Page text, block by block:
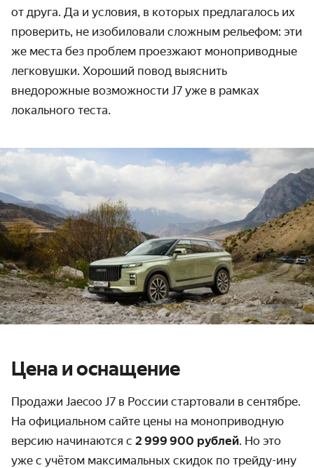
от друга. Да и условия, в которых предлагалось их
проверить, не изобиловали сложным рельефом: эти
же места без проблем проезжают моноприводные
легковушки. Хороший повод выяснить
внедорожные возможности J7 уже в рамках
локального теста.
Цена и оснащение
Продажи Jaecoo J7 в России стартовали в сентябре.
На официальном сайте цены на моноприводную
версию начинаются с 2 999 900 рублей. Но это
уже с учётом максимальных скидок по трейду-ину